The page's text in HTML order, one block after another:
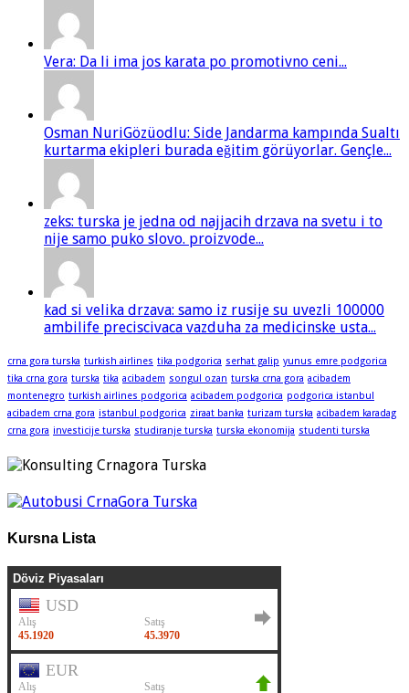
Vera: Da li ima jos karata po promotivno ceni...
Osman NuriGözüodlu: Side Jandarma kampında Sualtı
kurtarma ekipleri burada eğitim görüyorlar. Gençle...
zeks: turska je jedna od najjacih drzava na svetu i to
nije samo puko slovo. proizvode...
kad si velika drzava: samo iz rusije su uvezli 100000
ambilife preciscivaca vazduha za medicinske usta...
crna gora turska turkish airlines tika podgorica serhat galip yunus emre podgorica
tika crna gora turska tika acibadem songul ozan turska crna gora acibadem
montenegro turkish airlines podgorica acibadem podgorica podgorica istanbul
acibadem crna gora istanbul podgorica ziraat banka turizam turska acibadem karadag
crna gora investicije turska studiranje turska turska ekonomija studenti turska
Kursna Lista